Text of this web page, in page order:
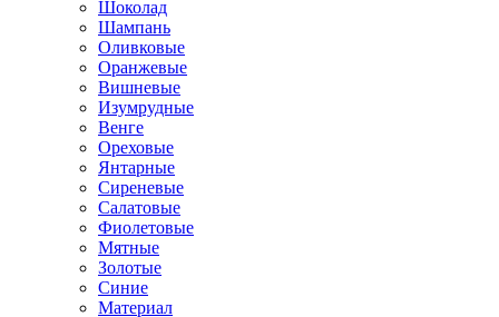
Шоколад
Шампань
Оливковые
Оранжевые
Вишневые
Изумрудные
Венге
Ореховые
Янтарные
Сиреневые
Салатовые
Фиолетовые
Мятные
Золотые
Синие
Материал